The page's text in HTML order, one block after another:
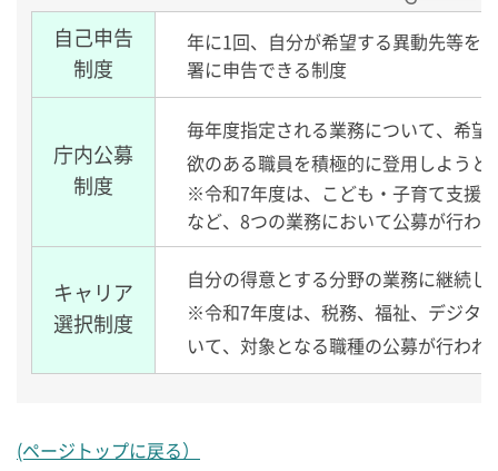
自己申告
制度
年に1回、自分が希望する異動先等を
署に申告できる制度
庁内公募
制度
毎年度指定される業務について、希
欲のある職員を積極的に登用しようと
※令和7年度は、こども・子育て支援
など、8つの業務において公募が行わ
キャリア
選択制度
自分の得意とする分野の業務に継続
※令和7年度は、税務、福祉、デジタ
いて、対象となる職種の公募が行われ
(ページトップに戻る）